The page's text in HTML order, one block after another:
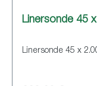
Linersonde 45
Linersonde 45 x